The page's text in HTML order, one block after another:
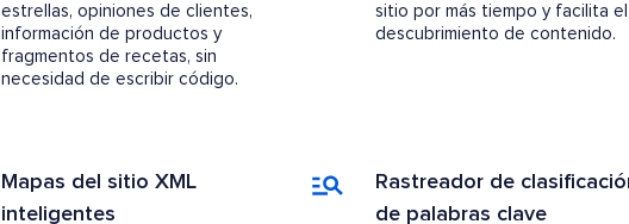
estrellas, opiniones de clientes,
información de productos y
fragmentos de recetas, sin
necesidad de escribir código.
sitio por más tiempo y facilita el
descubrimiento de contenido.
Mapas del sitio XML
inteligentes
Rastreador de
de palabras clave